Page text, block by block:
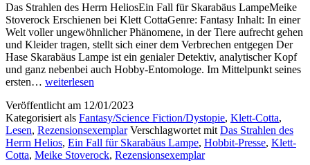
Das Strahlen des Herrn HeliosEin Fall für Skarabäus LampeMeike
Stoverock Erschienen bei Klett CottaGenre: Fantasy Inhalt: In einer
Welt voller ungewöhnlicher Phänomene, in der Tiere aufrecht gehen
und Kleider tragen, stellt sich einer dem Verbrechen entgegen Der
Hase Skarabäus Lampe ist ein genialer Detektiv, analytischer Kopf
und ganz nebenbei auch Hobby-Entomologe. Im Mittelpunkt seines
ersten… „Das
des
Herrn
Helios“
von
Meike
weiterlesen
Veröffentlicht am 12/01/2023
Kategorisiert als Fantasy/Science Fiction/Dystopie, Klett-Cotta,
Lesen, Rezensionsexemplar Verschlagwortet mit Das Strahlen des
Herrn Helios, Ein Fall für Skarabäus Lampe, Hobbit-Presse, Klett-
Cotta, Meike Stoverock, Rezensionsexemplar